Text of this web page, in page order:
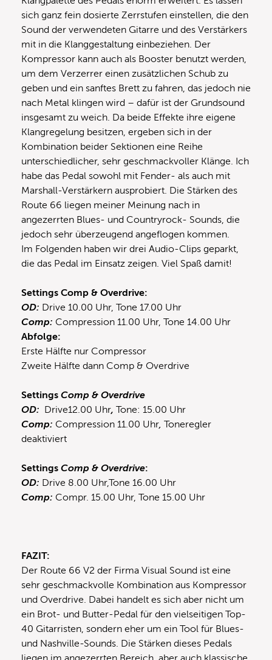
sich ganz fein dosierte Zerrstufen einstellen, die den
Sound der verwendeten Gitarre und des Verstärkers
mit in die Klanggestaltung einbeziehen. Der
Kompressor kann auch als Booster benutzt werden,
um dem Verzerrer einen zusätzlichen Schub zu
geben und ein sanftes Brett zu fahren, das jedoch nie
nach Metal klingen wird – dafür ist der Grundsound
insgesamt zu weich. Da beide Effekte ihre eigene
Klangregelung besitzen, ergeben sich in der
Kombination beider Sektionen eine Reihe
unterschiedlicher, sehr geschmackvoller Klänge. Ich
habe das Pedal sowohl mit Fender- als auch mit
Marshall-Verstärkern ausprobiert. Die Stärken des
Route 66 liegen meiner Meinung nach in
angezerrten Blues- und Countryrock- Sounds, die
jedoch sehr überzeugend angeflogen kommen.
Im Folgenden haben wir drei Audio-Clips geparkt,
die das Pedal im Einsatz zeigen. Viel Spaß damit!
Settings Comp & Overdrive:
OD: Drive 10.00 Uhr, Tone 17.00 Uhr
Comp: Compression 11.00 Uhr, Tone 14.00 Uhr
Abfolge:
Erste Hälfte nur Compressor
Zweite Hälfte dann Comp & Overdrive
Settings Comp & Overdrive
OD: Drive12.00 Uhr, Tone: 15.00 Uhr
Comp: Compression 11.00 Uhr, Toneregler
deaktiviert
Settings Comp & Overdrive:
OD: Drive 8.00 Uhr,Tone 16.00 Uhr
Comp: Compr. 15.00 Uhr, Tone 15.00 Uhr
FAZIT:
Der Route 66 V2 der Firma Visual Sound ist eine
sehr geschmackvolle Kombination aus Kompressor
und Overdrive. Dabei handelt es sich aber nicht um
ein Brot- und Butter-Pedal für den vielseitigen Top-
40 Gitarristen, sondern eher um ein Tool für Blues-
und Nashville-Sounds. Die Stärken dieses Pedals